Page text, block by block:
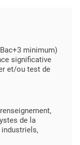
minimum)
significative
et/ou test de
de la
industriels,